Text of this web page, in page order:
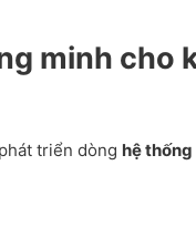
minh cho
triển dòng hệ